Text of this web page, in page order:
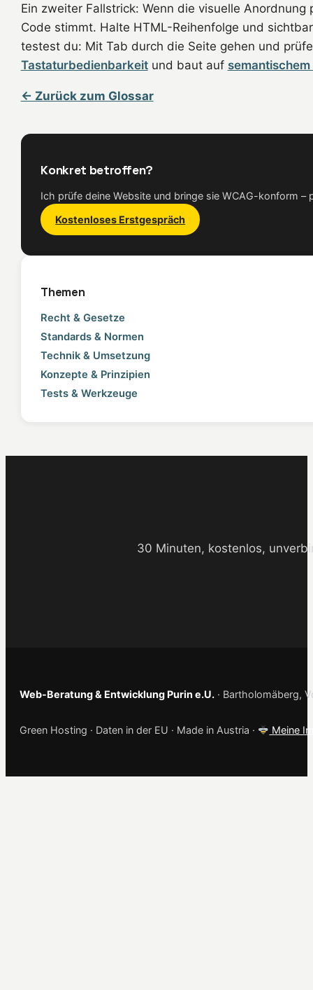
Ein zweiter Fallstrick: Wenn die visuelle
Code stimmt. Halte HTML-Reihenfolge und
testest du: Mit Tab durch die Seite gehen und
Tastaturbedienbarkeitund baut auf semantischem
← Zurück zum Glossar
Konkret betroffen?
Ich prüfe deine Website und bringe sie WCAG-konform –
Kostenloses Erstgespräch
Themen
Recht & Gesetze
Standards & Normen
Technik & Umsetzung
Konzepte & Prinzipien
Tests & Werkzeuge
30 Minuten, kostenlos,
Web-Beratung & Entwicklung Purin e.U. · Bartholomäberg,
Green Hosting · Daten in der EU · Made in Austria · Meine